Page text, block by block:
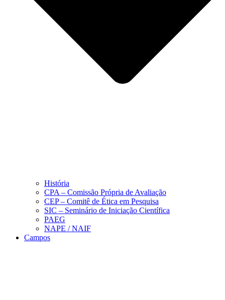
História
CPA – Comissão Própria de Avaliação
CEP – Comitê de Ética em Pesquisa
SIC – Seminário de Iniciação Científica
PAEG
NAPE / NAIF
Campos